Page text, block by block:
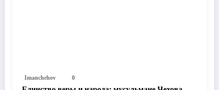
Imanchehov 0